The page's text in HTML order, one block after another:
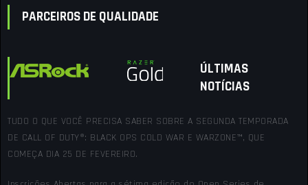
PARCEIROS DE QUALIDADE
ÚLTIMAS
NOTÍCIAS
TUDO O QUE VOCÊ PRECISA SABER SOBRE A SEGUNDA TEMPORADA
DE CALL OF DUTY®: BLACK OPS COLD WAR E WARZONE™, QUE
COMEÇA DIA 25 DE FEVEREIRO.